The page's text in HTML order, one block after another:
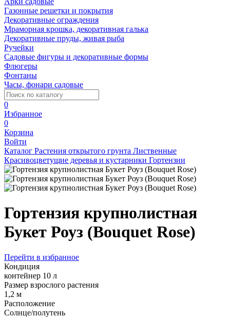
Газонные решетки и покрытия
Декоративные ограждения
Мраморная крошка, декоративная галька
Декоративные пруды, живая рыба
Ручейки
Садовые фигуры и декоративные формы
Флюгеры
Фонтаны
Часы, фонари садовые
0
Избранное
0
Корзина
Войти
Каталог Растения открытого грунта Лиственные
Красивоцветущие деревья и кустарники Гортензии
Гортензия крупнолистная
Букет Роуз (Bouquet Rose)
Перейти в избранное
Кондиция
контейнер 10 л
Размер взрослого растения
1,2 м
Расположение
Солнце/полутень